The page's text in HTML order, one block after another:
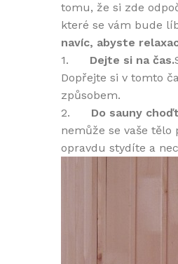
tomu, že si zde
které se vám bude
navíc, abyste
1. Dejte si na čas.
Dopřejte si v tomto
způsobem.
2. Do sauny
nemůže se vaše
opravdu stydíte a